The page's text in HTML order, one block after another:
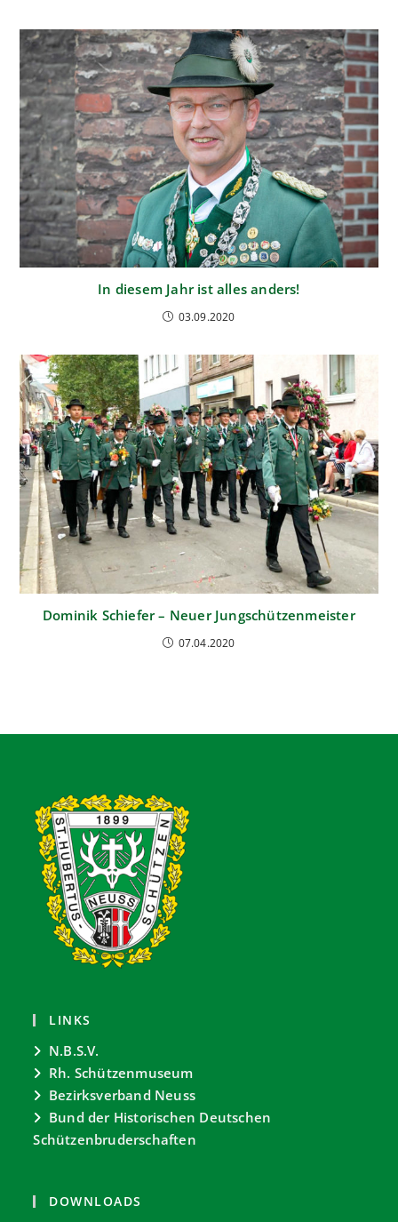
In diesem Jahr ist alles anders!
03.09.2020
Dominik Schiefer – Neuer Jungschützenmeister
07.04.2020
LINKS
N.B.S.V.
Rh. Schützenmuseum
Bezirksverband Neuss
Bund der Historischen Deutschen
Schützenbruderschaften
DOWNLOADS